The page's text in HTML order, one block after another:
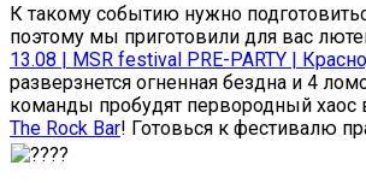
К такому событию нужно
поэтому мы приготовили для вас
13.08 | MSR festival PRE-PARTY |
разверзнется огненная бездна и 4
команды пробудят первородный хаос
The Rock Bar! Готовься к фестивалю